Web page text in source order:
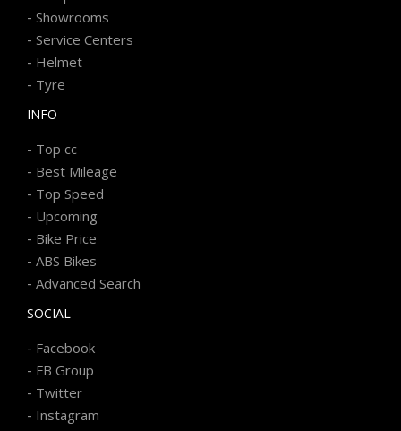
- Showrooms
- Service Centers
- Helmet
- Tyre
INFO
- Top cc
- Best Mileage
- Top Speed
- Upcoming
- Bike Price
- ABS Bikes
- Advanced Search
SOCIAL
- Facebook
- FB Group
- Twitter
- Instagram